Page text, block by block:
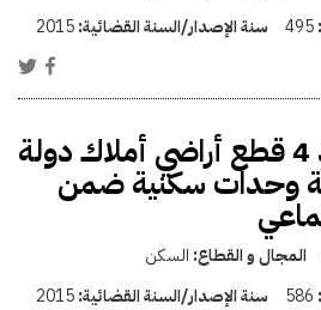
495 سنة الإصدار/السنة القضائية:2015
تخصيص عدد 4 قطع أراضي أملاك دولة
وحدات سكنية ضمن
المجال و القطاع: السكن
586 سنة الإصدار/السنة القضائية:2015